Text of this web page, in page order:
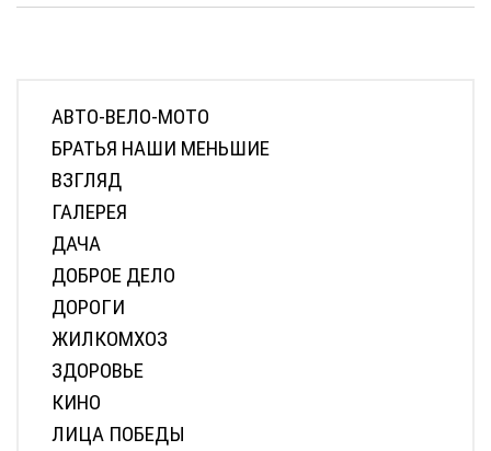
АВТО-ВЕЛО-МОТО
БРАТЬЯ НАШИ МЕНЬШИЕ
ВЗГЛЯД
ГАЛЕРЕЯ
ДАЧА
ДОБРОЕ ДЕЛО
ДОРОГИ
ЖИЛКОМХОЗ
ЗДОРОВЬЕ
КИНО
ЛИЦА ПОБЕДЫ